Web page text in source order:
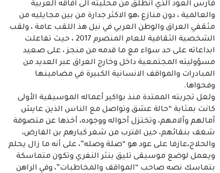
فارس العود الذي انطلق من محليته الى أفاقه العربية
والعالمية ، دون منازع ،هو الاكثر جدارة من بين مجايليه من
مثقفي العراق والوطن العربي في نيل هذ اللقب عامة ، ولقب
الشخصية الثقافية للعام المنصرم 2017 ، حيث تفاعلت
ابداعاته على حد سواء مع ما قدمه من منجز ، على صعيد
مسؤوليته المجتمعية داخل وخارج العراق عبر العديد من
المبادرات والمواقف الانسانية الكبيرة في مضامينها
وفحواها.
ولعل تجربته الممتدة منذ بواكير أعماله الموسيقية الأولى
كانت بمثابة “حالة عشق وتواصل مع الناس الذين عايش
آمالهم وآلامهم، وتختزل أحواله ووجوده، أخذها عن متصوفة
شغف بنقائهم، حين اقترب من شعر كبارهم بن الفارض،
والحلاج،عازفا على عود هو “صلة وصله”، على أنه ما زال يحلم
ويعمل لوضع موسيقى تليق بنثر النفري وتكون متماسكة
بتماسك نصه صاحب “المواقف والمخاطبات”، وفي الراهن